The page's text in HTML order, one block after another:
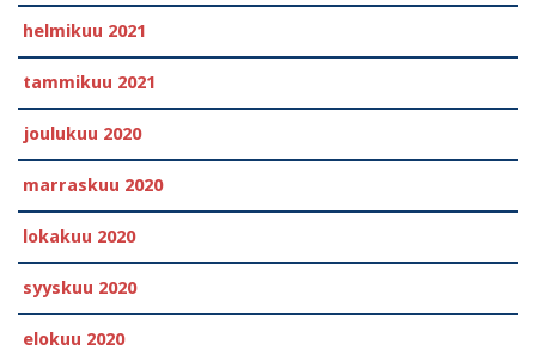
helmikuu 2021
tammikuu 2021
joulukuu 2020
marraskuu 2020
lokakuu 2020
syyskuu 2020
elokuu 2020